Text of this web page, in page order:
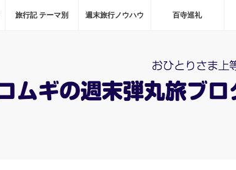
旅行記 テーマ別 週末旅行ノウハウ 百寺巡礼